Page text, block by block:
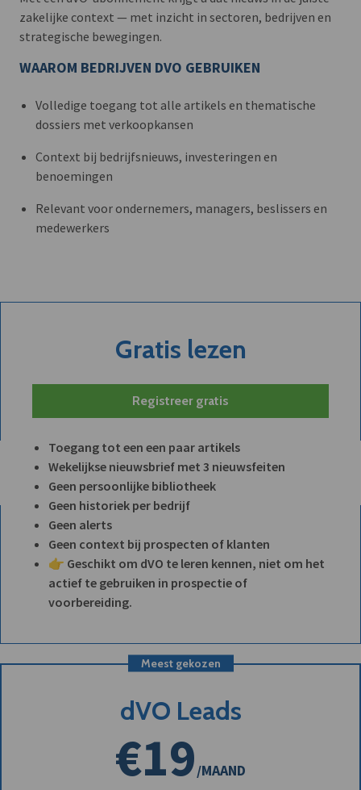
zakelijke context — met inzicht in sectoren, bedrijven en
strategische bewegingen.
WAAROM BEDRIJVEN DVO GEBRUIKEN
Volledige toegang tot alle artikels en thematische
dossiers met verkoopkansen
Context bij bedrijfsnieuws, investeringen en
benoemingen
Relevant voor ondernemers, managers, beslissers en
medewerkers
Gratis lezen
Registreer gratis
Toegang tot een een paar artikels
Wekelijkse nieuwsbrief met 3 nieuwsfeiten
Geen persoonlijke bibliotheek
Geen historiek per bedrijf
Geen alerts
Geen context bij prospecten of klanten
👉 Geschikt om dVO te leren kennen, niet om het
actief te gebruiken in prospectie of
voorbereiding.
Meest gekozen
dVO Leads
€19/MAAND